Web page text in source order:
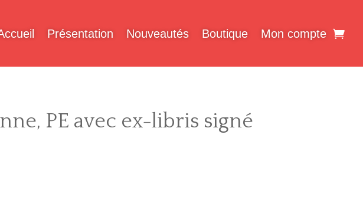
Présentation Nouveautés Boutique Mon compte
PE avec ex-libris signé